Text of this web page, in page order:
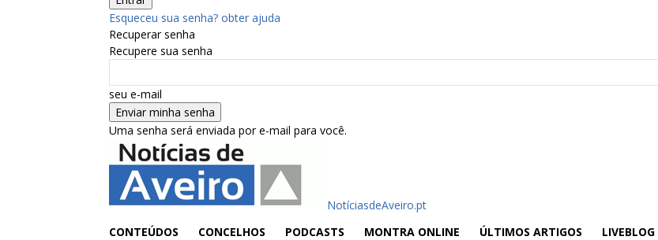
Esqueceu sua senha? obter ajuda
Recuperar senha
Recupere sua senha
seu e-mail
Uma senha será enviada por e-mail para você.
NotíciasdeAveiro.pt
CONTEÚDOS
CONCELHOS PODCASTS MONTRA ONLINE ÚLTIMOS ARTIGOS LIVEBLOG